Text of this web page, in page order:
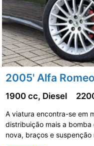
2005' Alfa
1900 cc, Diesel
A viatura encontra-se em
distribuição mais a
nova, braços e